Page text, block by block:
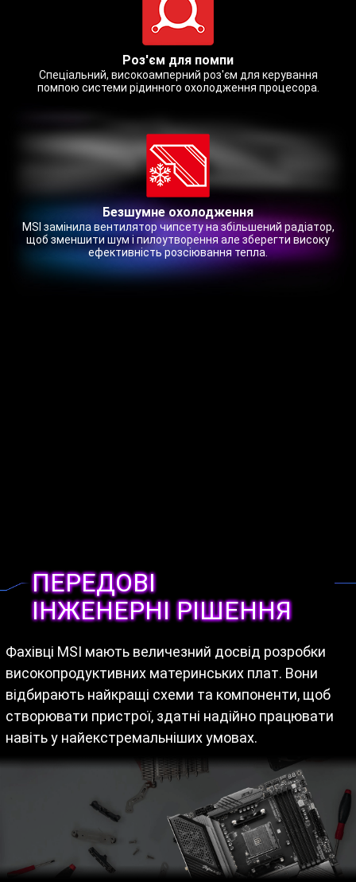
Роз'єм для помпи
Спеціальний, високоамперний роз'єм для керування
помпою системи рідинного охолодження процесора.
Безшумне охолодження
MSI замінила вентилятор чипсету на збільшений радіатор,
щоб зменшити шум і пилоутворення але зберегти високу
ефективність розсіювання тепла.
ПЕРЕДОВІ
ІНЖЕНЕРНІ РІШЕННЯ
Фахівці MSI мають величезний досвід розробки
високопродуктивних материнських плат. Вони
відбирають найкращі схеми та компоненти, щоб
створювати пристрої, здатні надійно працювати
навіть у найекстремальніших умовах.